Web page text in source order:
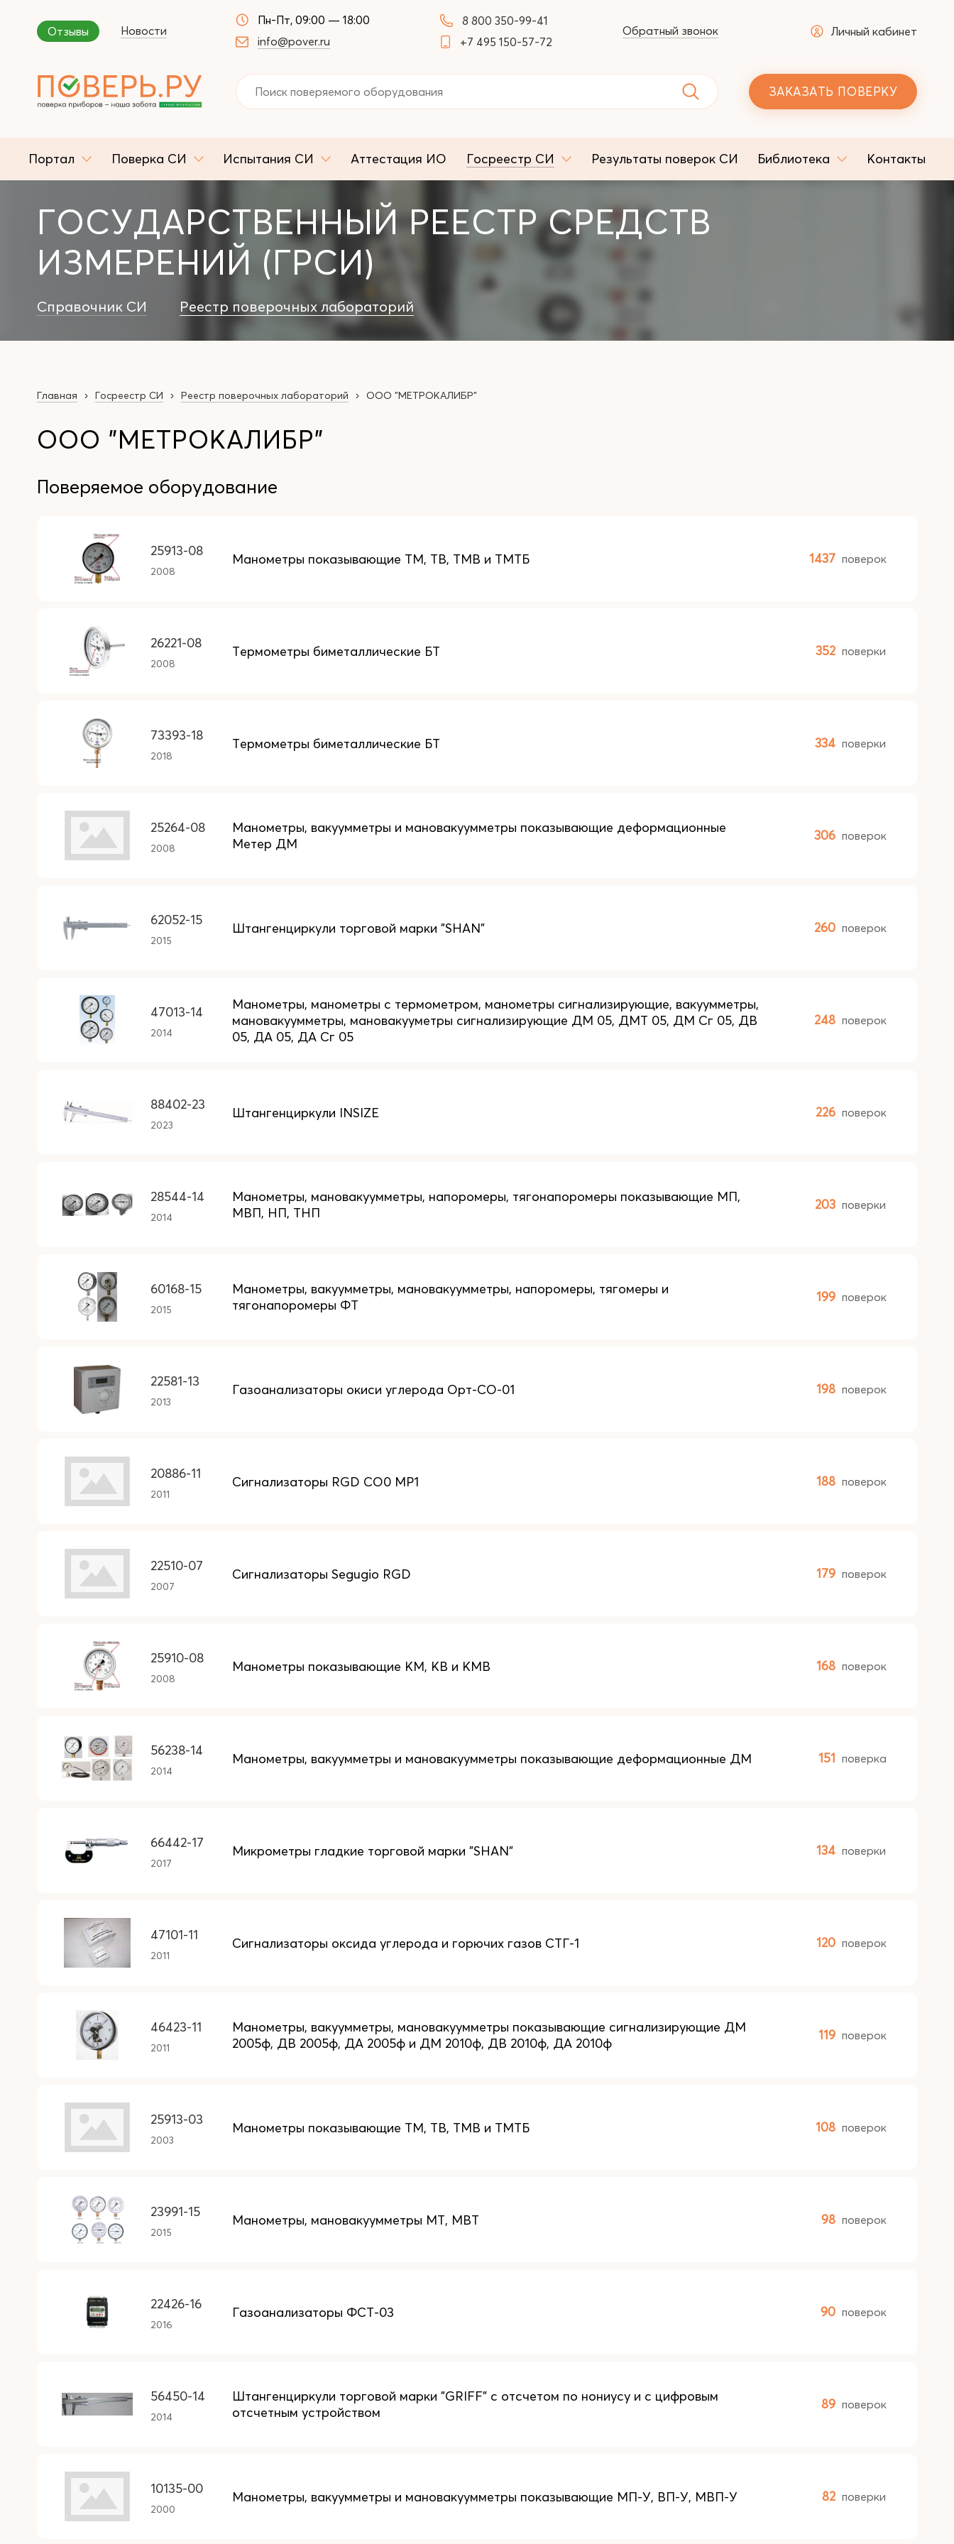
Отзывы Новости
Пн-Пт, 09:00 — 18:00
info@pover.ru
8 800 350-99-41
+7 495 150-57-72
Обратный звонок Личный кабинет
ЗАКАЗАТЬ ПОВЕРКУ
Портал Поверка СИ Испытания СИ Аттестация ИО Госреестр СИ Результаты поверок СИ Библиотека Контакты
ГОСУДАРСТВЕННЫЙ РЕЕСТР СРЕДСТВ
ИЗМЕРЕНИЙ (ГРСИ)
Справочник СИ Реестр поверочных лабораторий
Главная Госреестр СИ Реестр поверочных лабораторий ООО "МЕТРОКАЛИБР"
ООО "МЕТРОКАЛИБР"
Поверяемое оборудование
25913-08
2008
Манометры показывающие ТМ, ТВ, ТМВ и ТМТБ 1437 поверок
26221-08
2008
Термометры биметаллические БТ 352 поверки
73393-18
2018
Термометры биметаллические БТ 334 поверки
25264-08
2008
Манометры, вакуумметры и мановакуумметры показывающие деформационные
Метер ДМ
306 поверок
62052-15
2015
Штангенциркули торговой марки "SHAN" 260 поверок
47013-14
2014
Манометры, манометры с термометром, манометры сигнализирующие, вакуумметры,
мановакуумметры, мановакууметры сигнализирующие ДМ 05, ДМТ 05, ДМ Сг 05, ДВ
05, ДА 05, ДА Сг 05
248 поверок
88402-23
2023
Штангенциркули INSIZE 226 поверок
28544-14
2014
Манометры, мановакуумметры, напоромеры, тягонапоромеры показывающие МП,
МВП, НП, ТНП
203 поверки
60168-15
2015
Манометры, вакуумметры, мановакуумметры, напоромеры, тягомеры и
тягонапоромеры ФТ
199 поверок
22581-13
2013
Газоанализаторы окиси углерода Орт-СО-01 198 поверок
20886-11
2011
Сигнализаторы RGD CO0 MP1 188 поверок
22510-07
2007
Сигнализаторы Segugio RGD 179 поверок
25910-08
2008
Манометры показывающие КM, КB и КMB 168 поверок
56238-14
2014
Манометры, вакуумметры и мановакуумметры показывающие деформационные ДМ 151 поверка
66442-17
2017
Микрометры гладкие торговой марки "SHAN" 134 поверки
47101-11
2011
Сигнализаторы оксида углерода и горючих газов СТГ-1 120 поверок
46423-11
2011
Манометры, вакуумметры, мановакуумметры показывающие сигнализирующие ДМ
2005ф, ДВ 2005ф, ДА 2005ф и ДМ 2010ф, ДВ 2010ф, ДА 2010ф
119 поверок
25913-03
2003
Манометры показывающие ТМ, ТВ, TMB и ТМТБ 108 поверок
23991-15
2015
Манометры, мановакуумметры МТ, МВТ 98 поверок
22426-16
2016
Газоанализаторы ФСТ-03 90 поверок
56450-14
2014
Штангенциркули торговой марки "GRIFF" с отсчетом по нониусу и с цифровым
отсчетным устройством
89 поверок
10135-00
2000
Манометры, вакуумметры и мановакуумметры показывающие МП-У, ВП-У, МВП-У 82 поверки